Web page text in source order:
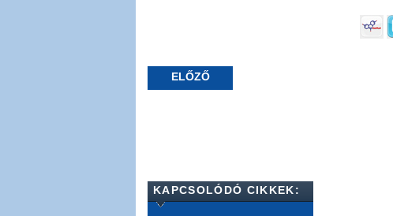
ELŐZŐ
KAPCSOLÓDÓ CIKKEK: